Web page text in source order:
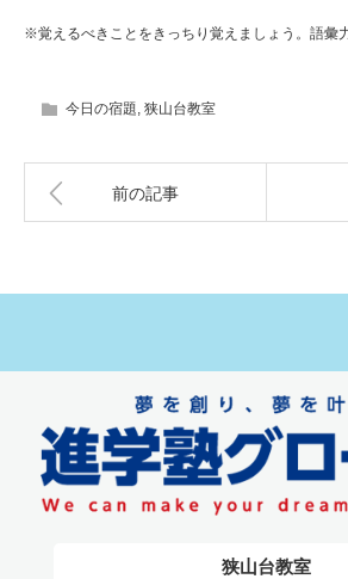
※覚えるべきことをきっちり覚えましょう。語彙
今日の宿題, 狭山台教室
前の記事
狭山台教室